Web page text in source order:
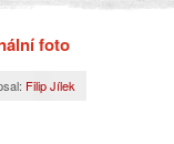
foto
Filip Jílek